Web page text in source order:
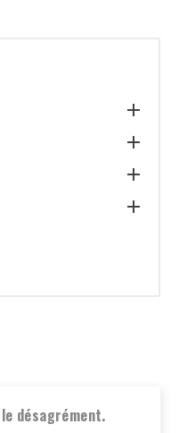




désagrément.